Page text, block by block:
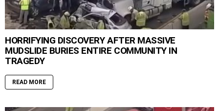
HORRIFYING DISCOVERY AFTER MASSIVE
MUDSLIDE BURIES ENTIRE COMMUNITY IN
TRAGEDY
READ MORE